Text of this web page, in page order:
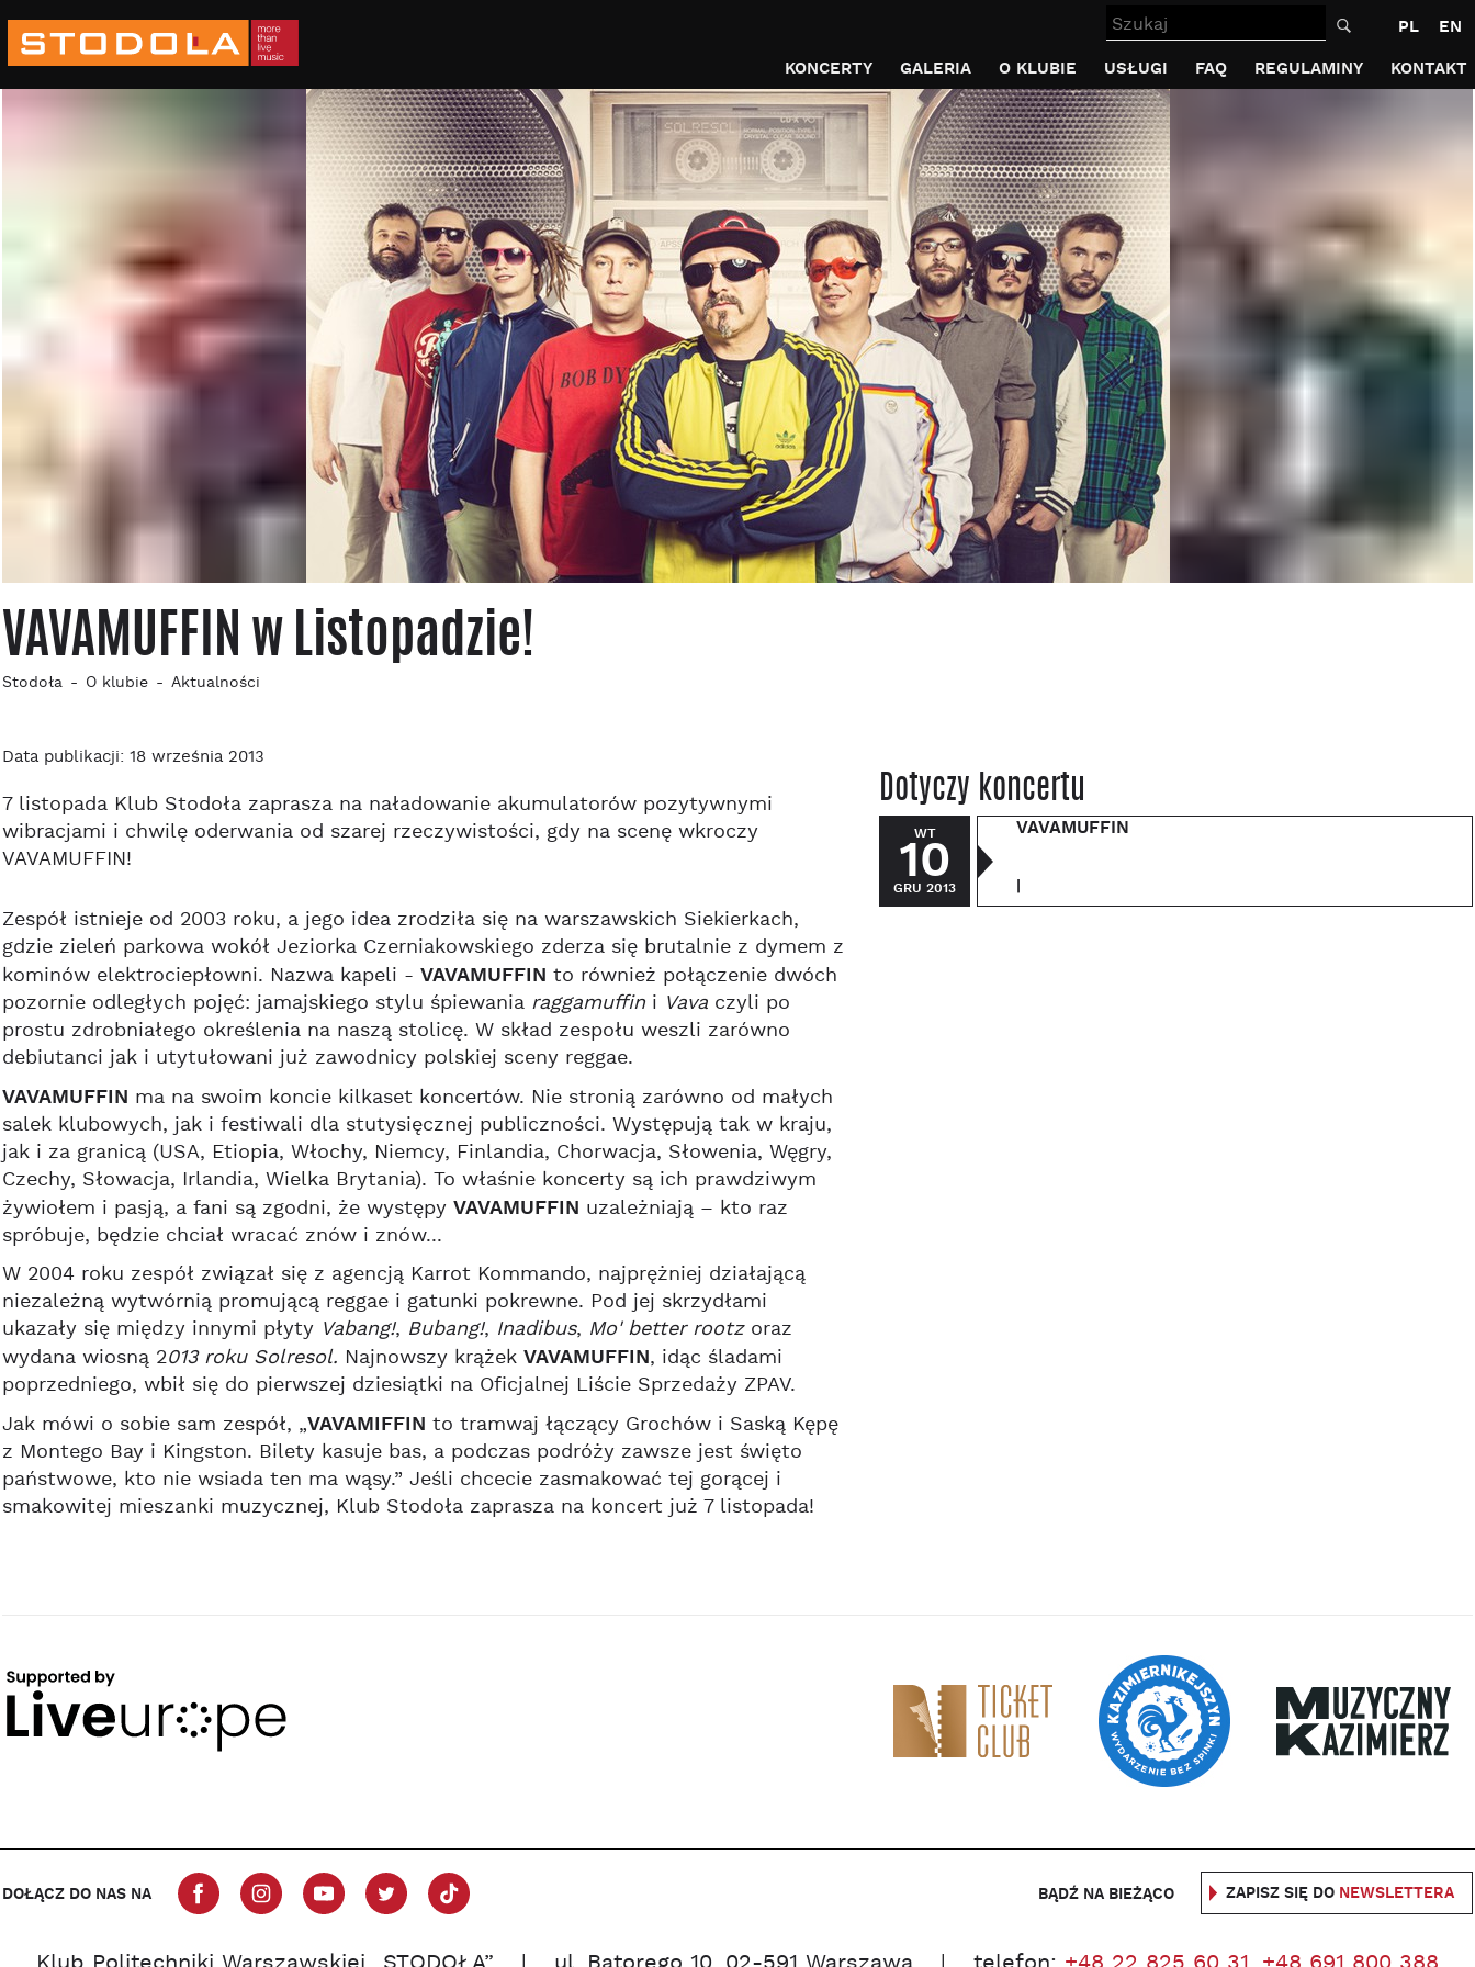
Szukaj PL
EN
KONCERTY
GALERIA O KLUBIE USŁUGI FAQ REGULAMINY KONTAKT
VAVAMUFFIN w Listopadzie!
Stodoła O klubie Aktualności
Data publikacji: 18 września 2013
7 listopada Klub Stodoła zaprasza na naładowanie akumulatorów pozytywnymi
wibracjami i chwilę oderwania od szarej rzeczywistości, gdy na scenę wkroczy
VAVAMUFFIN!
Zespół istnieje od 2003 roku, a jego idea zrodziła się na warszawskich Siekierkach,
gdzie zieleń parkowa wokół Jeziorka Czerniakowskiego zderza się brutalnie z dymem z
kominów elektrociepłowni. Nazwa kapeli - VAVAMUFFIN to również połączenie dwóch
pozornie odległych pojęć: jamajskiego stylu śpiewania raggamuffin i Vava czyli po
prostu zdrobniałego określenia na naszą stolicę. W skład zespołu weszli zarówno
debiutanci jak i utytułowani już zawodnicy polskiej sceny reggae.
VAVAMUFFIN ma na swoim koncie kilkaset koncertów. Nie stronią zarówno od małych
salek klubowych, jak i festiwali dla stutysięcznej publiczności. Występują tak w kraju,
jak i za granicą (USA, Etiopia, Włochy, Niemcy, Finlandia, Chorwacja, Słowenia, Węgry,
Czechy, Słowacja, Irlandia, Wielka Brytania). To właśnie koncerty są ich prawdziwym
żywiołem i pasją, a fani są zgodni, że występy VAVAMUFFIN uzależniają – kto raz
spróbuje, będzie chciał wracać znów i znów...
W 2004 roku zespół związał się z agencją Karrot Kommando, najprężniej działającą
niezależną wytwórnią promującą reggae i gatunki pokrewne. Pod jej skrzydłami
ukazały się między innymi płyty Vabang!, Bubang!, Inadibus, Mo' better rootzoraz
wydana wiosną 2013 roku Solresol. Najnowszy krążek VAVAMUFFIN, idąc śladami
poprzedniego, wbił się do pierwszej dziesiątki na Oficjalnej Liście Sprzedaży ZPAV.
Jak mówi o sobie sam zespół, „VAVAMIFFIN to tramwaj łączący Grochów i Saską Kępę
z Montego Bay i Kingston. Bilety kasuje bas, a podczas podróży zawsze jest święto
państwowe, kto nie wsiada ten ma wąsy.” Jeśli chcecie zasmakować tej gorącej i
smakowitej mieszanki muzycznej, Klub Stodoła zaprasza na koncert już 7 listopada!
Dotyczy koncertu
WT
10
GRU 2013
VAVAMUFFIN
DOŁĄCZ DO NAS NA BĄDŹ NA BIEŻĄCO ZAPISZ SIĘ DO NEWSLETTERA